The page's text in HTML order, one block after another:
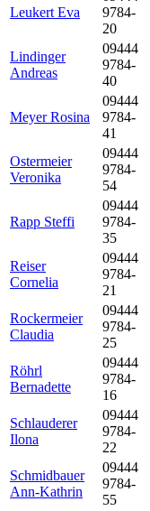
Leukert Eva
9784-
20
Lindinger
Andreas
09444
9784-
40
Meyer Rosina
09444
9784-
41
Ostermeier
Veronika
09444
9784-
54
Rapp Steffi
09444
9784-
35
Reiser
Cornelia
09444
9784-
21
Rockermeier
Claudia
09444
9784-
25
Röhrl
Bernadette
09444
9784-
16
Schlauderer
Ilona
09444
9784-
22
Schmidbauer
Ann-Kathrin
09444
9784-
55